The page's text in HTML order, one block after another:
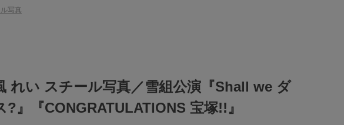
写真
れい スチール写真／雪組公演『Shall we ダ
?』『CONGRATULATIONS 宝塚!!』